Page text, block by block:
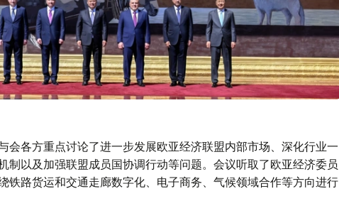
会各方重点讨论了进一步发展欧亚经济联盟内部市场、深化行业一
制以及加强联盟成员国协调行动等问题。会议听取了欧亚经济委员
铁路货运和交通走廊数字化、电子商务、气候领域合作等方向进行